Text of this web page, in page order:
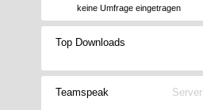
keine Umfrage eingetragen
Top Downloads
Teamspeak Server